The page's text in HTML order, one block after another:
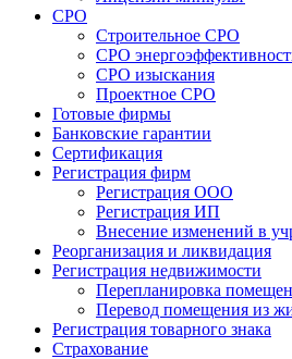
СРО
Строительное СРО
СРО
СРО изыскания
Проектное СРО
Готовые фирмы
Банковские гарантии
Сертификация
Регистрация фирм
Регистрация ООО
Регистрация ИП
Внесение изменений в
Реорганизация и ликвидация
Регистрация недвижимости
Перепланировка
Перевод помещения из
Регистрация товарного знака
Страхование